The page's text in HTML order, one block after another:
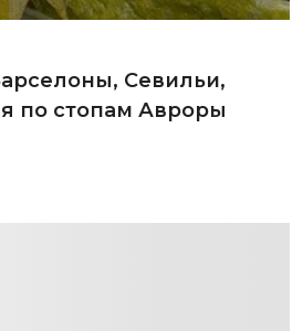
Севильи,
по стопам Авроры